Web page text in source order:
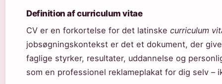
Definition af curriculum vitae
CV er en forkortelse for det latinske curriculum
jobsøgningskontekst er det et dokument, der
faglige styrker, resultater, uddannelse og
som en professionel reklameplakat for dig selv –